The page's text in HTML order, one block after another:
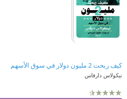
كيف ربحت 2 مليون دولار في سوق الأسهم
نيكولاس دارفاس